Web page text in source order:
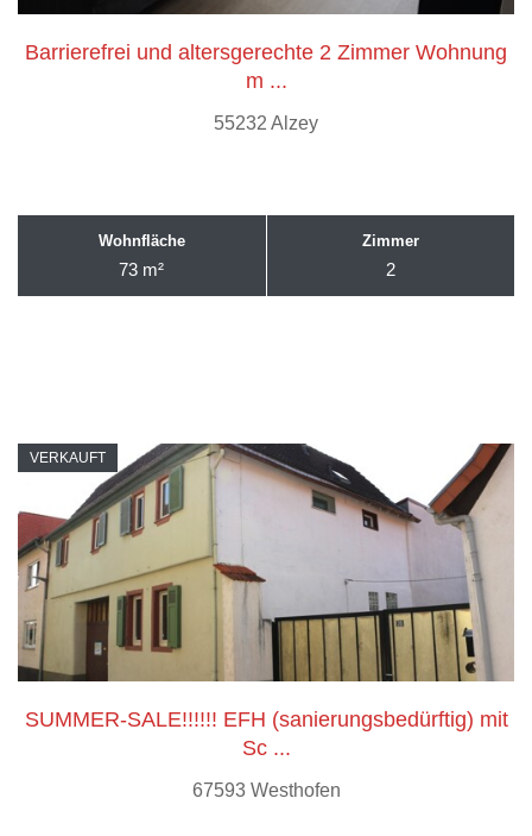
Barrierefrei und altersgerechte 2 Zimmer Wohnung
m ...
55232 Alzey
Wohnfläche
73 m²
Zimmer
2
VERKAUFT
SUMMER-SALE!!!!!! EFH (sanierungsbedürftig) mit
Sc ...
67593 Westhofen